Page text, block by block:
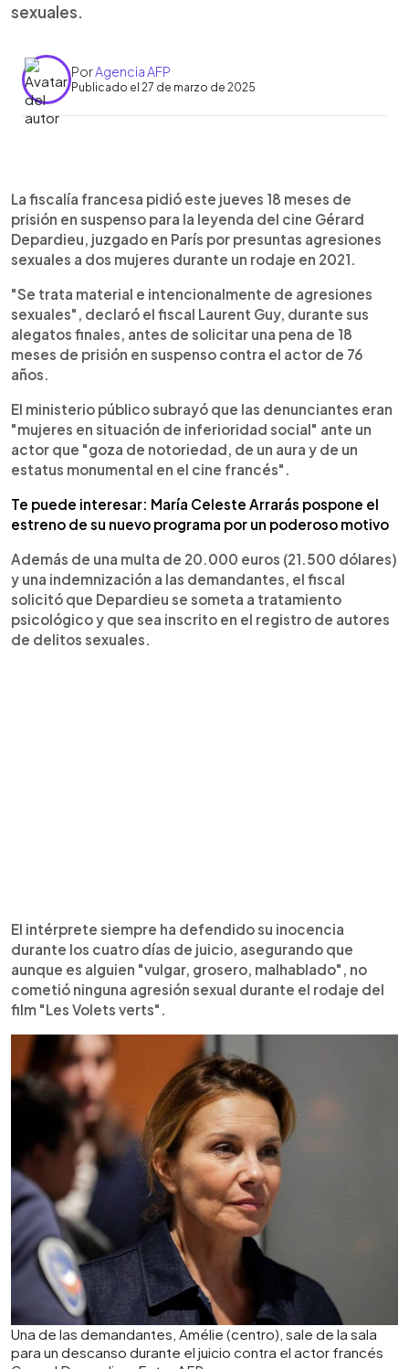
sexuales.
PorAgencia AFP
Publicado el 27 de marzo de 2025
► Escuchar artículo
La fiscalía francesa pidió este jueves 18 meses de
prisión en suspenso para la leyenda del cine Gérard
Depardieu, juzgado en París por presuntas agresiones
sexuales a dos mujeres durante un rodaje en 2021.
"Se trata material e intencionalmente de agresiones
sexuales", declaró el fiscal Laurent Guy, durante sus
alegatos finales, antes de solicitar una pena de 18
meses de prisión en suspenso contra el actor de 76
años.
El ministerio público subrayó que las denunciantes eran
"mujeres en situación de inferioridad social" ante un
actor que "goza de notoriedad, de un aura y de un
estatus monumental en el cine francés".
Te puede interesar: María Celeste Arrarás pospone el
estreno de su nuevo programa por un poderoso motivo
Además de una multa de 20.000 euros (21.500 dólares)
y una indemnización a las demandantes, el fiscal
solicitó que Depardieu se someta a tratamiento
psicológico y que sea inscrito en el registro de autores
de delitos sexuales.
El intérprete siempre ha defendido su inocencia
durante los cuatro días de juicio, asegurando que
aunque es alguien "vulgar, grosero, malhablado", no
cometió ninguna agresión sexual durante el rodaje del
film "Les Volets verts".
Una de las demandantes, Amélie (centro), sale de la sala
para un descanso durante el juicio contra el actor francés